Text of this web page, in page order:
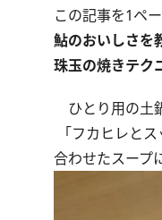
この記事を1ペ
鮎のおいしさを
珠玉の焼きテク
ひとり用の土
「フカヒレと
合わせたスープ